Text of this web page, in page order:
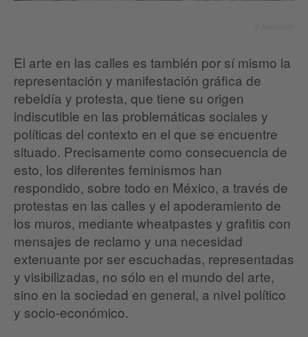
El arte en las calles es también por sí mismo la
representación y manifestación gráfica de
rebeldía y protesta, que tiene su origen
indiscutible en las problemáticas sociales y
políticas del contexto en el que se encuentre
situado. Precisamente como consecuencia de
esto, los diferentes feminismos han
respondido, sobre todo en México, a través de
protestas en las calles y el apoderamiento de
los muros, mediante wheatpastes y grafitis con
mensajes de reclamo y una necesidad
extenuante por ser escuchadas, representadas
y visibilizadas, no sólo en el mundo del arte,
sino en la sociedad en general, a nivel político
y socio-económico.